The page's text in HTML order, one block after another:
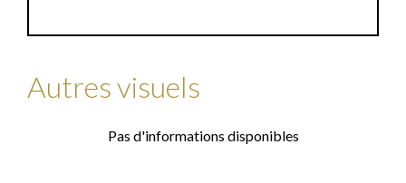
Autres visuels
Pas d'informations disponibles